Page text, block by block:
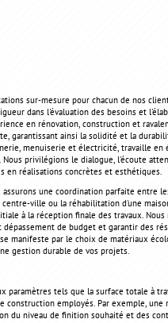
sur-mesure pour chacun de nos
dans l'évaluation des besoins et
en rénovation, construction et
garantissant ainsi la solidité et la
menuiserie et électricité, travaille en
privilégions le dialogue, l'écoute
en réalisations concrètes et esthétiques.
une coordination parfaite entre
ville ou la réhabilitation d'une
à la réception finale des travaux. Nous
de budget et garantir des
manifeste par le choix de matériaux
gestion durable de vos projets.
paramètres tels que la surface totale à
employés. Par exemple, une
du niveau de finition souhaité et des